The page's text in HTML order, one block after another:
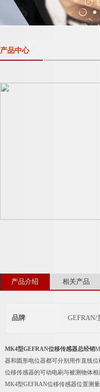
产品中心
产品介绍 相关产品
品牌 GEFRAN/
MK4型GEFRAN位移传感器总经销
器和圆形电位器都可分别用作直线
位移传感器的可动电刷与被测物体相
MK4型GEFRAN位移传感器位置测